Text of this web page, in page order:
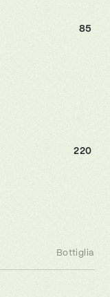
85
220
Bottiglia